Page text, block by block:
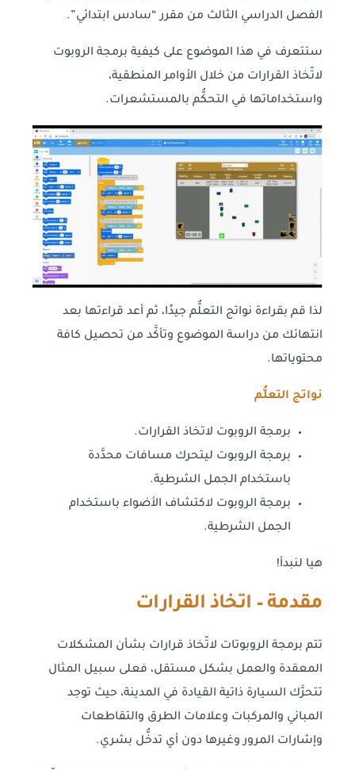
الفصل الدراسي الثالث من مقرر “سادس ابتدائي”.
ستتعرف في هذا الموضوع على كيفية برمجة الروبوت
لاتّخاذ القرارات من خلال الأوامر المنطقية،
واستخداماتها في التحكُّم بالمستشعرات.
لذا قم بقراءة نواتج التعلُّم جيدًا، ثم أعد قراءتها بعد
انتهائك من دراسة الموضوع وتأكَّد من تحصيل كافة
محتوياتها.
نواتج التعلُّم
برمجة الروبوت لاتخاذ القرارات.
برمجة الروبوت ليتحرك مسافات محدَّدة
باستخدام الجمل الشرطية.
برمجة الروبوت لاكتشاف الأضواء باستخدام
الجمل الشرطية.
هيا لنبدأ!
مقدمة – اتخاذ القرارات
تتم برمجة الروبوتات لاتّخاذ قرارات بشأن المشكلات
المعقدة والعمل بشكل مستقل، فعلى سبيل المثال
تتحرَّك السيارة ذاتية القيادة في المدينة، حيث توجد
المباني والمركبات وعلامات الطرق والتقاطعات
وإشارات المرور وغيرها دون أي تدخُّل بشري.